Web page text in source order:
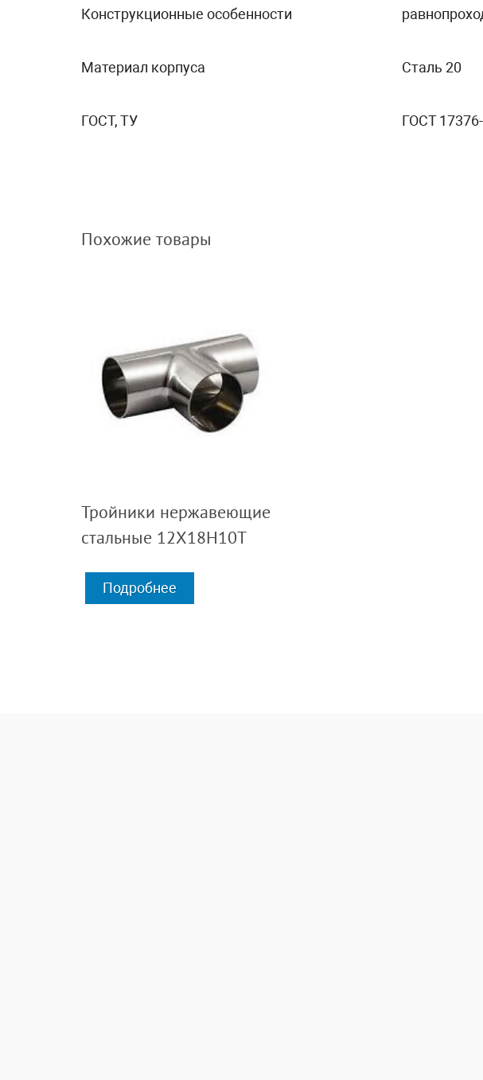
Конструкционные особенности
Материал корпуса Сталь 20
ГОСТ, ТУ ГОСТ
Похожие товары
Тройники нержавеющие
стальные 12Х18Н10Т
Подробнее